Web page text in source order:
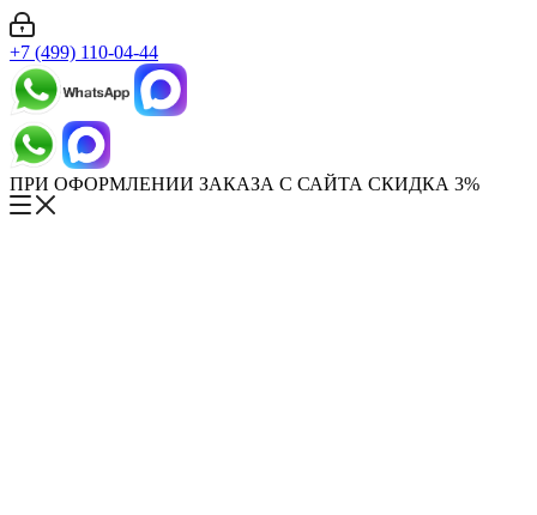
+7 (499) 110-04-44
ПРИ ОФОРМЛЕНИИ ЗАКАЗА С САЙТА СКИДКА 3%